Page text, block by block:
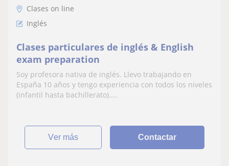
Clases on line
Inglés
Clases particulares de inglés & English
exam preparation
Soy profesora nativa de inglés. Llevo trabajando en
España 10 años y tengo experiencia con todos los niveles
(infantil hasta bachillerato)....
ver más Contactar